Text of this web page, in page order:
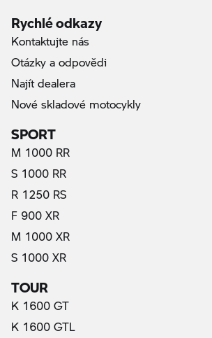
Rychlé odkazy
Kontaktujte nás
Otázky a odpovědi
Najít dealera
Nové skladové motocykly
SPORT
M 1000 RR
S 1000 RR
R 1250 RS
F 900 XR
M 1000 XR
S 1000 XR
TOUR
K 1600 GT
K 1600 GTL